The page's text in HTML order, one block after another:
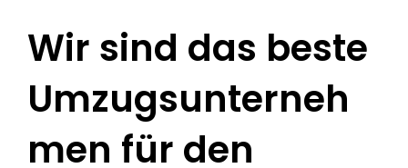
Wir sind das beste
Umzugsunterneh
men für den